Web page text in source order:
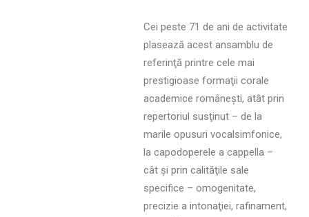
Cei peste 71 de ani de activitate
plasează acest ansamblu de
referinţă printre cele mai
prestigioase formaţii corale
academice româneşti, atât prin
repertoriul susţinut – de la
marile opusuri vocalsimfonice,
la capodoperele a cappella –
cât şi prin calităţile sale
specifice – omogenitate,
precizie a intonaţiei, rafinament,